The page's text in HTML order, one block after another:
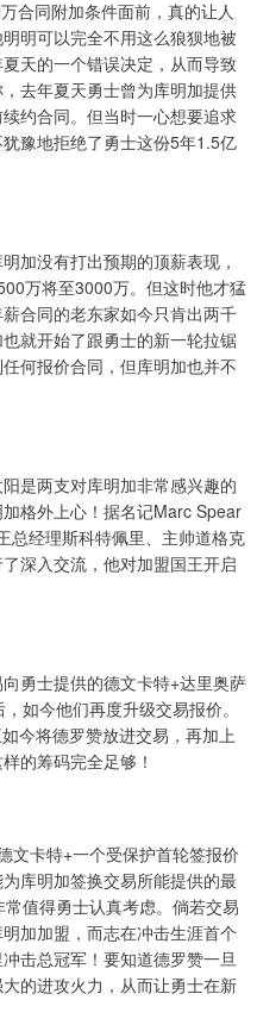
合同附加条件面前，真的让人
明可以完全不用这么狼狈地被
天的一个错误决定，从而导致
去年夏天勇士曾为库明加提供
约合同。但当时一心想要追求
豫地拒绝了勇士这份5年1.5亿
加没有打出预期的顶薪表现，
万将至3000万。但这时他才猛
合同的老东家如今只肯出两千
就开始了跟勇士的新一轮拉锯
何报价合同，但库明加也并不
是两支对库明加非常感兴趣的
格外上心！据名记Marc Spear
总经理斯科特佩里、主帅道格克
深入交流，他对加盟国王开启
勇士提供的德文卡特+达里奥萨
如今他们再度升级交易报价。
今将德罗赞放进交易，再加上
的筹码完全足够！
文卡特+一个受保护首轮签报价
库明加签换交易所能提供的最
值得勇士认真考虑。倘若交易
加加盟，而志在冲击生涯首个
击总冠军！要知道德罗赞一旦
的进攻火力，从而让勇士在新